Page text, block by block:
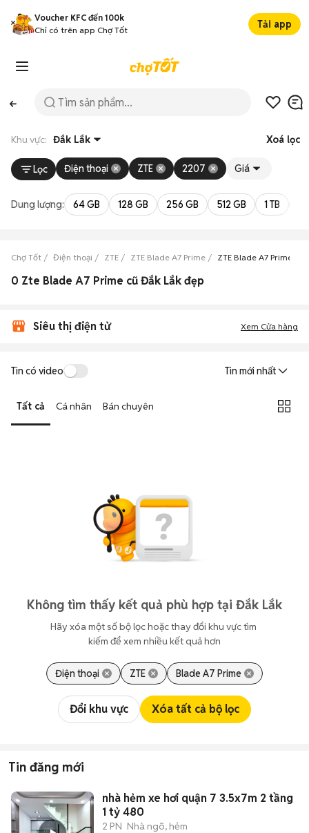
Voucher KFC đến 100k
Chỉ có trên app Chợ Tốt
Tải app
Khu vực: Đắk Lắk Xoá lọc
Lọc Điện thoại ZTE 2207 Giá
Dung lượng: 64 GB 128 GB 256 GB 512 GB 1 TB
Chợ Tốt Điện thoại ZTE ZTE Blade A7 Prime ZTE Blade A7 Prime
0 Zte Blade A7 Prime cũ Đắk Lắk đẹp
Siêu thị điện tử Xem Cửa hàng
Tin có video Tin mới nhất
Tất cả Cá nhân Bán chuyên
Không tìm thấy kết quả phù hợp tại Đắk Lắk
Hãy xóa một số bộ lọc hoặc thay đổi khu vực tìm
kiếm để xem nhiều kết quả hơn
Điện thoại ZTE Blade A7 Prime
Đổi khu vực Xóa tất cả bộ lọc
Tin đăng mới
nhà hẻm xe hơi quận 7 3.5x7m 2 tầng
1 tỷ 480
2 PN Nhà ngõ, hẻm